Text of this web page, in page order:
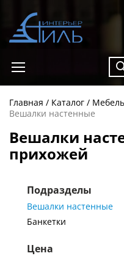
Главная Каталог
Вешалки настенные
Вешалки
прихожей
Подразделы
Вешалки настенные
Банкетки
Цена